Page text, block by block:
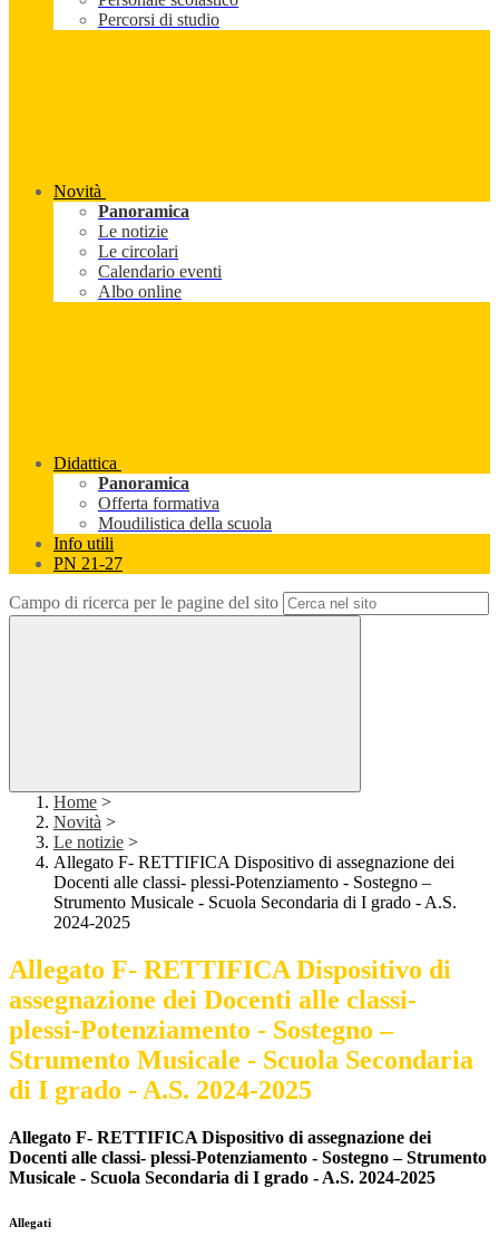
Percorsi di studio
Novità
Panoramica
Le notizie
Le circolari
Calendario eventi
Albo online
Didattica
Panoramica
Offerta formativa
Moudilistica della scuola
Info utili
PN 21-27
Campo di ricerca per le pagine del sito
Home >
Novità >
Le notizie >
Allegato F- RETTIFICA Dispositivo di assegnazione dei
Docenti alle classi- plessi-Potenziamento - Sostegno –
Strumento Musicale - Scuola Secondaria di I grado - A.S.
2024-2025
Allegato F- RETTIFICA Dispositivo di
assegnazione dei Docenti alle classi-
plessi-Potenziamento - Sostegno –
Strumento Musicale - Scuola Secondaria
di I grado - A.S. 2024-2025
Allegato F- RETTIFICA Dispositivo di assegnazione dei
Docenti alle classi- plessi-Potenziamento - Sostegno – Strumento
Musicale - Scuola Secondaria di I grado - A.S. 2024-2025
Allegati